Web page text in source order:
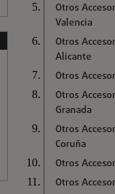
Otros
Valencia
Otros
Alicante
Otros
Otros
Granada
Otros
Coruña
Otros
Otros